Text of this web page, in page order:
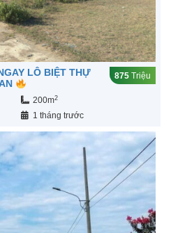
LÔ BIỆT THỰ
875 Triệu
200m2
1 tháng trước